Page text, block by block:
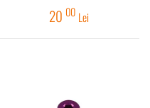
20 00 Lei